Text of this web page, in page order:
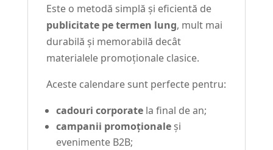
Este o metodă simplă și eficientă de
publicitate pe termen lung, mult mai
durabilă și memorabilă decât
materialele promoționale clasice.
Aceste calendare sunt perfecte pentru:
cadouri corporatela final de an;
campanii promoționaleși
evenimente B2B;